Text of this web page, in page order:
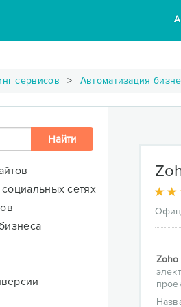
сервисов Автоматизация
сетях